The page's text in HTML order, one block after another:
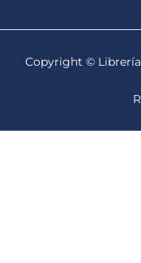
Copyright ©